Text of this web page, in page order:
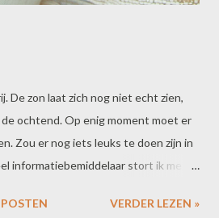
De zon laat zich nog niet echt zien,
ochtend. Op enig moment moet er
Zou er nog iets leuks te doen zijn in
informatiebemiddelaar stort ik me op
voor een middagje vermaak. Maar
VERDER LEZEN »